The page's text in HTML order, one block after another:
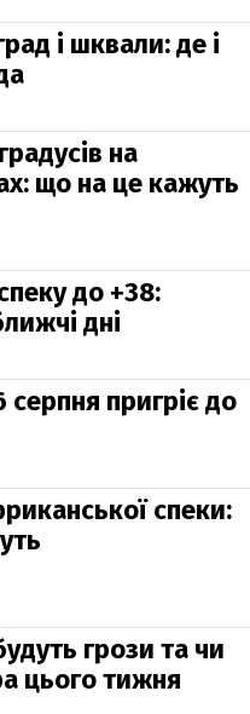
і шквали: де і
на
що на це кажуть
до +38:
дні
серпня пригріє до
спеки:
грози та чи
цього тижня